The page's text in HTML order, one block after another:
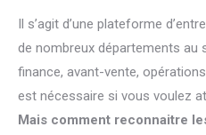
Il s’agit d’une plateforme
de nombreux départements au
finance, avant-vente,
est nécessaire si vous voulez
Mais comment reconnaitre